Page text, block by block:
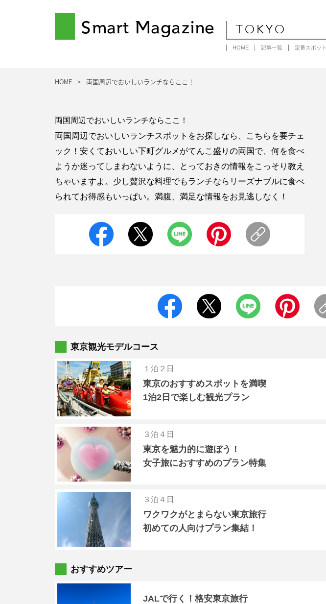
Smart Magazine TOKYO
HOME 記事一覧 定番スポット
HOME 両国周辺でおいしいランチならここ！
両国周辺でおいしいランチならここ！
両国周辺でおいしいランチスポットをお探しなら、こちらを要チェ
ック！安くておいしい下町グルメがてんこ盛りの両国で、何を食べ
ようか迷ってしまわないように、とっておきの情報をこっそり教え
ちゃいますよ。少し贅沢な料理でもランチならリーズナブルに食べ
られてお得感もいっぱい。満腹、満足な情報をお見逃しなく！
東京観光モデルコース
１泊２日
東京のおすすめスポットを満喫
1泊2日で楽しむ観光プラン
３泊４日
東京を魅力的に遊ぼう！
女子旅におすすめのプラン特集
３泊４日
ワクワクがとまらない東京旅行
初めての人向けプラン集結！
おすすめツアー
JALで行く！格安東京旅行